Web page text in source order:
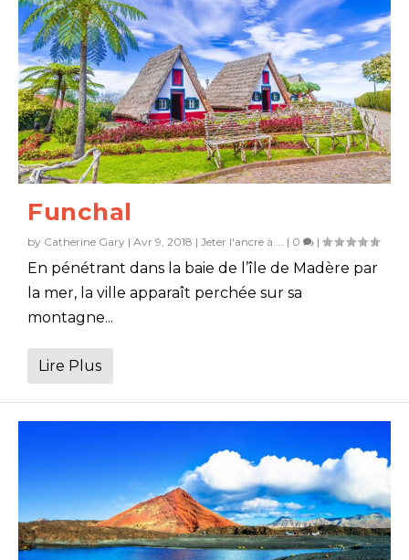
Funchal
by Catherine Gary | Avr 9, 2018 | Jeter l'ancre à ... | 0 |
En pénétrant dans la baie de l’île de Madère par
la mer, la ville apparaît perchée sur sa
montagne...
Lire Plus